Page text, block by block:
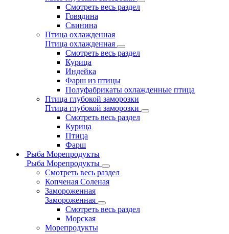
Смотреть весь раздел
Говядина
Свинина
Птица охлажденная
Птица охлажденная
Смотреть весь раздел
Курица
Индейка
Фарш из птицы
Полуфабрикаты охлажденные птица
Птица глубокой заморозки
Птица глубокой заморозки
Смотреть весь раздел
Курица
Птица
Фарш
Рыба Морепродукты
Рыба Морепродукты
Смотреть весь раздел
Копченая Соленая
Замороженная
Замороженная
Смотреть весь раздел
Морская
Морепродукты